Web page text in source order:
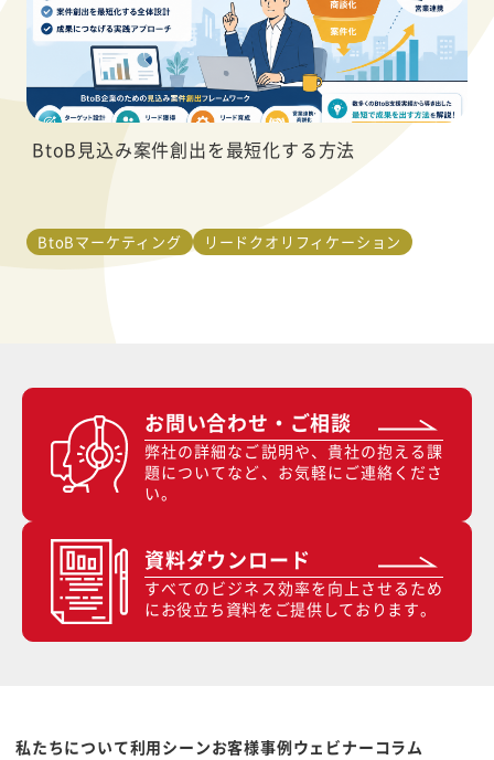
BtoB見込み案件創出を最短化する方法
BtoBマーケティング リードクオリフィケーション
お問い合わせ・ご相談
弊社の詳細なご説明や、貴社の抱える課
題についてなど、お気軽にご連絡くださ
い。
資料ダウンロード
すべてのビジネス効率を向上させるため
にお役立ち資料をご提供しております。
私たちについて利用シーンお客様事例ウェビナー コラム